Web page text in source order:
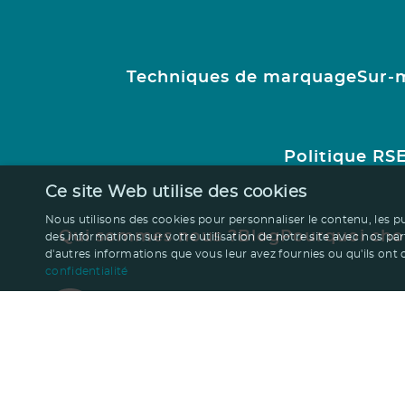
Techniques de marquageSur-
Politique
Qui sommes nous ?BlogPourquoi
Ce site Web utilise des cookies
Nous utilisons des cookies pour personnaliser le contenu, les
des informations sur votre utilisation de notre site avec nos
d'autres informations que vous leur avez fournies ou qu'ils
confidentialité